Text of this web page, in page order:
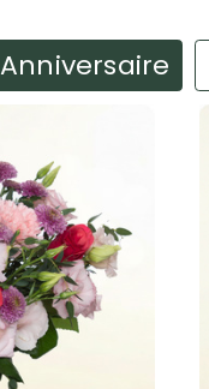
Anniversaire